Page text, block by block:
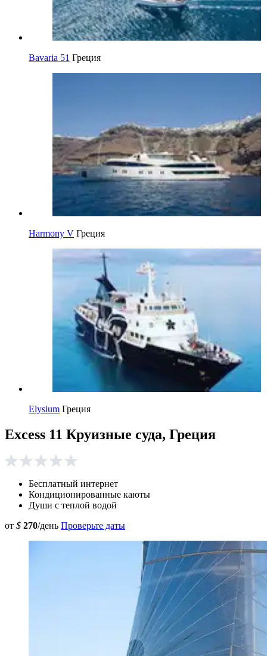
Bavaria 51 Греция
Harmony V Греция
Elysium Греция
Excess 11 Круизные суда, Греция
Бесплатный интернет
Кондиционированные каюты
Души с теплой водой
от $ 270/день Проверьте даты